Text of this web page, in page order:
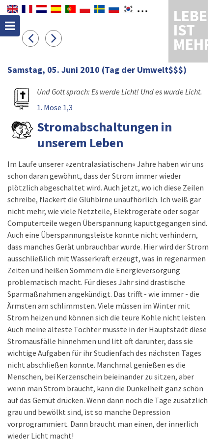
LEBEN
IST
MEHR
Samstag, 05. Juni 2010 (Tag der Umwelt$$$)
Und Gott sprach: Es werde Licht! Und es wurde Licht.
1. Mose 1,3
Stromabschaltungen in
unserem Leben
Im Laufe unserer »zentralasiatischen« Jahre haben wir uns
schon daran gewöhnt, dass der Strom immer wieder
plötzlich abgeschaltet wird. Auch jetzt, wo ich diese Zeilen
schreibe, flackert die Glühbirne unaufhörlich. Ich weiß gar
nicht mehr, wie viele Netzteile, Elektrogeräte oder sogar
Computerteile wegen Überspannung kaputtgegangen sind.
Auch eine Überspannungsleiste konnte nicht verhindern,
dass manches Gerät unbrauchbar wurde. Hier wird der Strom
ausschließlich mit Wasserkraft erzeugt, was in regenarmen
Zeiten und heißen Sommern die Energieversorgung
problematisch macht. Für dieses Jahr sind drastische
Sparmaßnahmen angekündigt. Das trifft - wie immer - die
Ärmsten am schlimmsten. Viele müssen im Winter mit
Strom heizen und können sich die teure Kohle nicht leisten.
Auch meine älteste Tochter musste in der Hauptstadt diese
Stromausfälle hinnehmen und litt oft darunter, dass sie
wichtige Aufgaben für ihr Studienfach des nächsten Tages
nicht abschließen konnte. Manchmal genießen es die
Menschen, bei Kerzenschein beieinander zu sitzen, aber
wenn man Strom braucht, kann die Dunkelheit ganz schön
auf das Gemüt drücken. Wenn dann noch die Tage zusätzlich
grau und bewölkt sind, ist so manche Depression
vorprogrammiert. Dann braucht man einen, der innerlich
wieder Licht macht!